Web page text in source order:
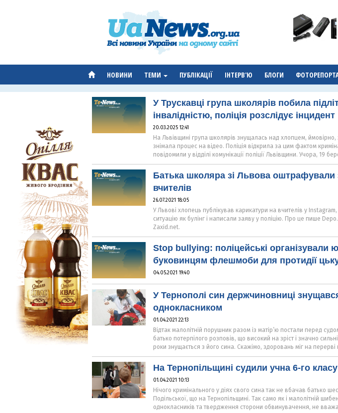
НОВИНИ ТЕМИ ПУБЛІКАЦІЇ ІНТЕРВ'Ю БЛОГИ
У Трускавці група школярів побила
інвалідністю, поліція розслідує інцидент
20.03.2025 12:41
На Львівщині група школярів знущалась над хлопцем, ймовірно,
знімала процес на відео. Поліція відкрила за цим фактом
повідомили у відділі комунікації поліції Львівщини. Учора, 19
Батька школяра зі Львова оштрафували
вчителів
26.07.2021 18:05
У Львові хлопець публікував карикатури на вчителів у
ситуацію як булінг і написали заяву у поліцію. Про це пише
Zaxid.net.
Stop bullying: поліцейські організували
буковинцям флешмоби для протидії
04.05.2021 19:40
У Тернополі син держчиновниці
однокласником
01.04.2021 22:13
Відтак малолітній порушник разом із матір’ю постали перед
батько потерпілого розповів, що високий на зріст і значно
роки знущається з його сина. Скажімо, здоровань міг на
На Тернопільщині судили учна 6-го класу
01.04.2021 10:13
Нічого кримінального у діях свого сина так не вбачав батько
Подільської, що на Тернопільщині. Так само як і малолітній
однокласників та твердження сторони обвинувачення, не